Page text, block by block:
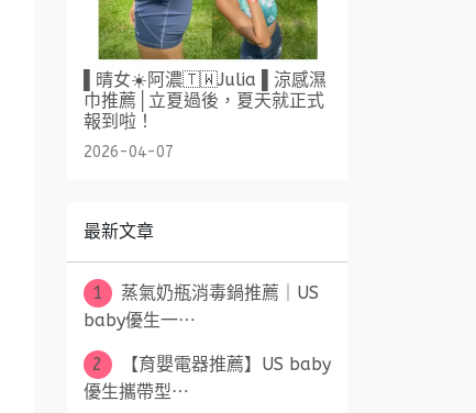
▌晴女☀️阿濃🇹🇼Julia ▌涼感濕
巾推薦│立夏過後，夏天就正式
報到啦！
2026-04-07
最新文章
1
蒸氣奶瓶消毒鍋推薦｜US
baby優生一⋯
2
【育嬰電器推薦】US baby
優生攜帶型⋯